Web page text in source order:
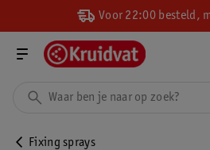
Voor 22:00 besteld,
Fixing sprays